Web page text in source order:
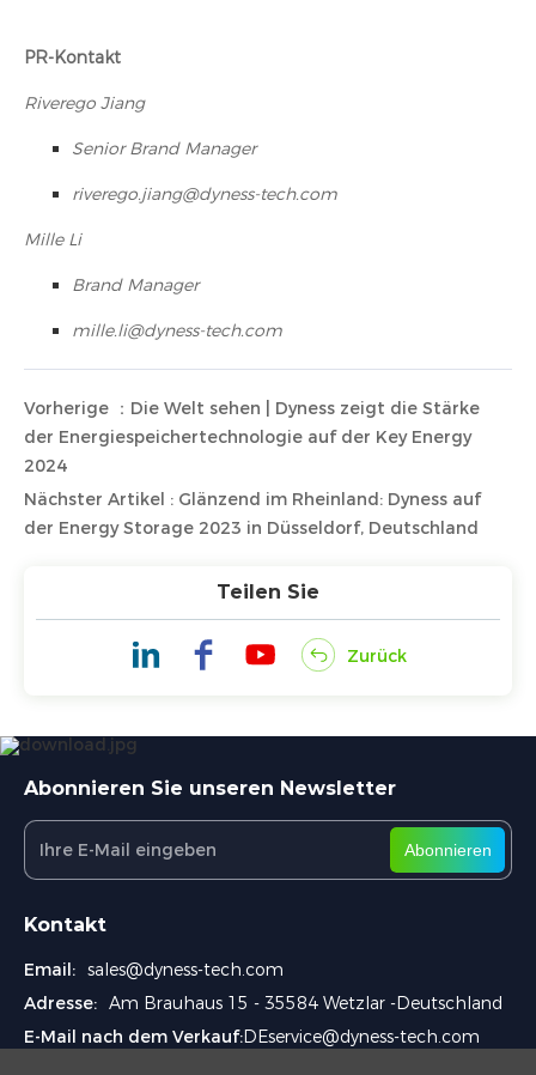
PR-Kontakt
Riverego Jiang
Senior Brand Manager
riverego.jiang@dyness-tech.com
Mille Li
Brand Manager
mille.li@dyness-tech.com
Vorherige ：Die Welt sehen | Dyness zeigt die Stärke
der Energiespeichertechnologie auf der Key Energy
2024
Nächster Artikel : Glänzend im Rheinland: Dyness auf
der Energy Storage 2023 in Düsseldorf, Deutschland
Teilen Sie
Zurück
Abonnieren Sie unseren Newsletter
Abonnieren
Kontakt
Email: sales@dyness-tech.com
Adresse: Am Brauhaus 15 - 35584 Wetzlar -Deutschland
E-Mail nach dem Verkauf:DEservice@dyness-tech.com